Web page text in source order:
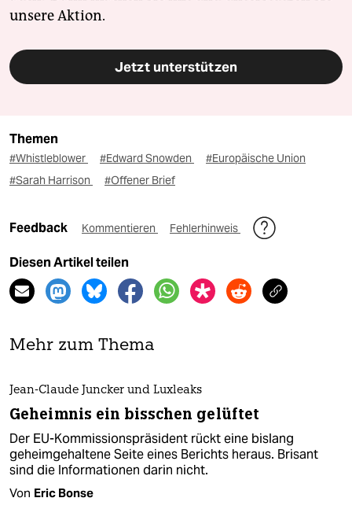
unsere Aktion.
Jetzt unterstützen
Themen
#Whistleblower #Edward Snowden
#Europäische Union
#Sarah Harrison
#Offener Brief
Feedback Kommentieren Fehlerhinweis
Diesen Artikel teilen
Mehr zum Thema
Jean-Claude Juncker und Luxleaks
Geheimnis ein bisschen gelüftet
Der EU-Kommissionspräsident rückt eine bislang
geheimgehaltene Seite eines Berichts heraus. Brisant
sind die Informationen darin nicht.
Von Eric Bonse